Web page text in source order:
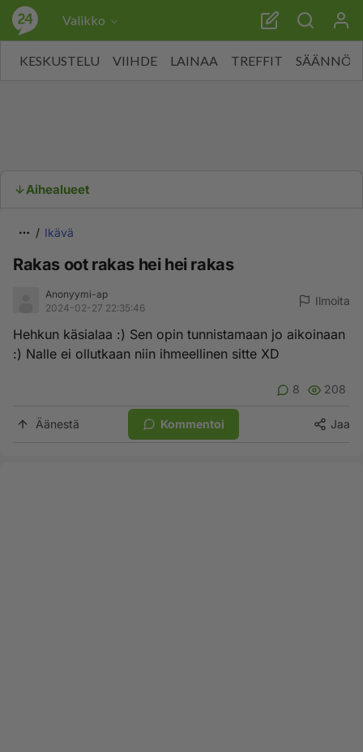
Valikko
KESKUSTELU VIIHDE LAINAA TREFFIT SÄÄNNÖT
Aihealueet
Ikävä
Rakas oot rakas hei hei rakas
Anonyymi-ap
2024-02-27 22:35:46
Ilmoita
Hehkun käsialaa :) Sen opin tunnistamaan jo aikoinaan
:) Nalle ei ollutkaan niin ihmeellinen sitte XD
8 208
Äänestä Kommentoi Jaa